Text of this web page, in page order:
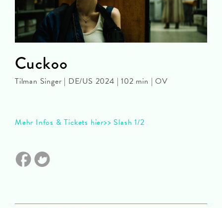
Mehr Infos & Tickets hier>> Slash 1/2
Cuckoo
Tilman Singer | DE/US 2024 | 102 min | OV